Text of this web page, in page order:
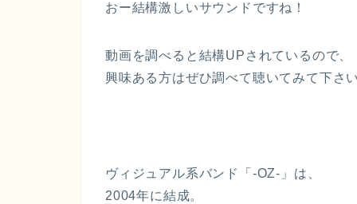
おー結構激しいサウンドですね！
動画を調べると結構UPされているので、
興味ある方はぜひ調べて聴いてみて下さ
ヴィジュアル系バンド「-OZ-」は、
2004年に結成。